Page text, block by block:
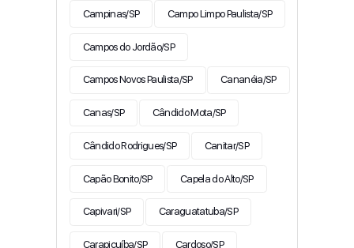
Campinas/SP Campo Limpo Paulista/SP
Campos do Jordão/SP
Campos Novos Paulista/SP Cananéia/SP
Canas/SP Cândido Mota/SP
Cândido Rodrigues/SP Canitar/SP
Capão Bonito/SP Capela do Alto/SP
Capivari/SP Caraguatatuba/SP
Carapicuíba/SP Cardoso/SP